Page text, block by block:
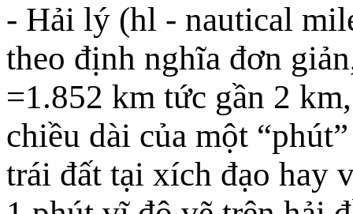
- Hải lý (hl - nautical
theo định nghĩa đơn
=1.852 km tức gần 2
chiều dài của một
trái đất tại xích đạo hay